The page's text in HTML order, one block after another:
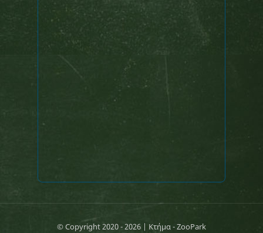
© Copyright 2020 -2026 | Κτήμα - ZooPark